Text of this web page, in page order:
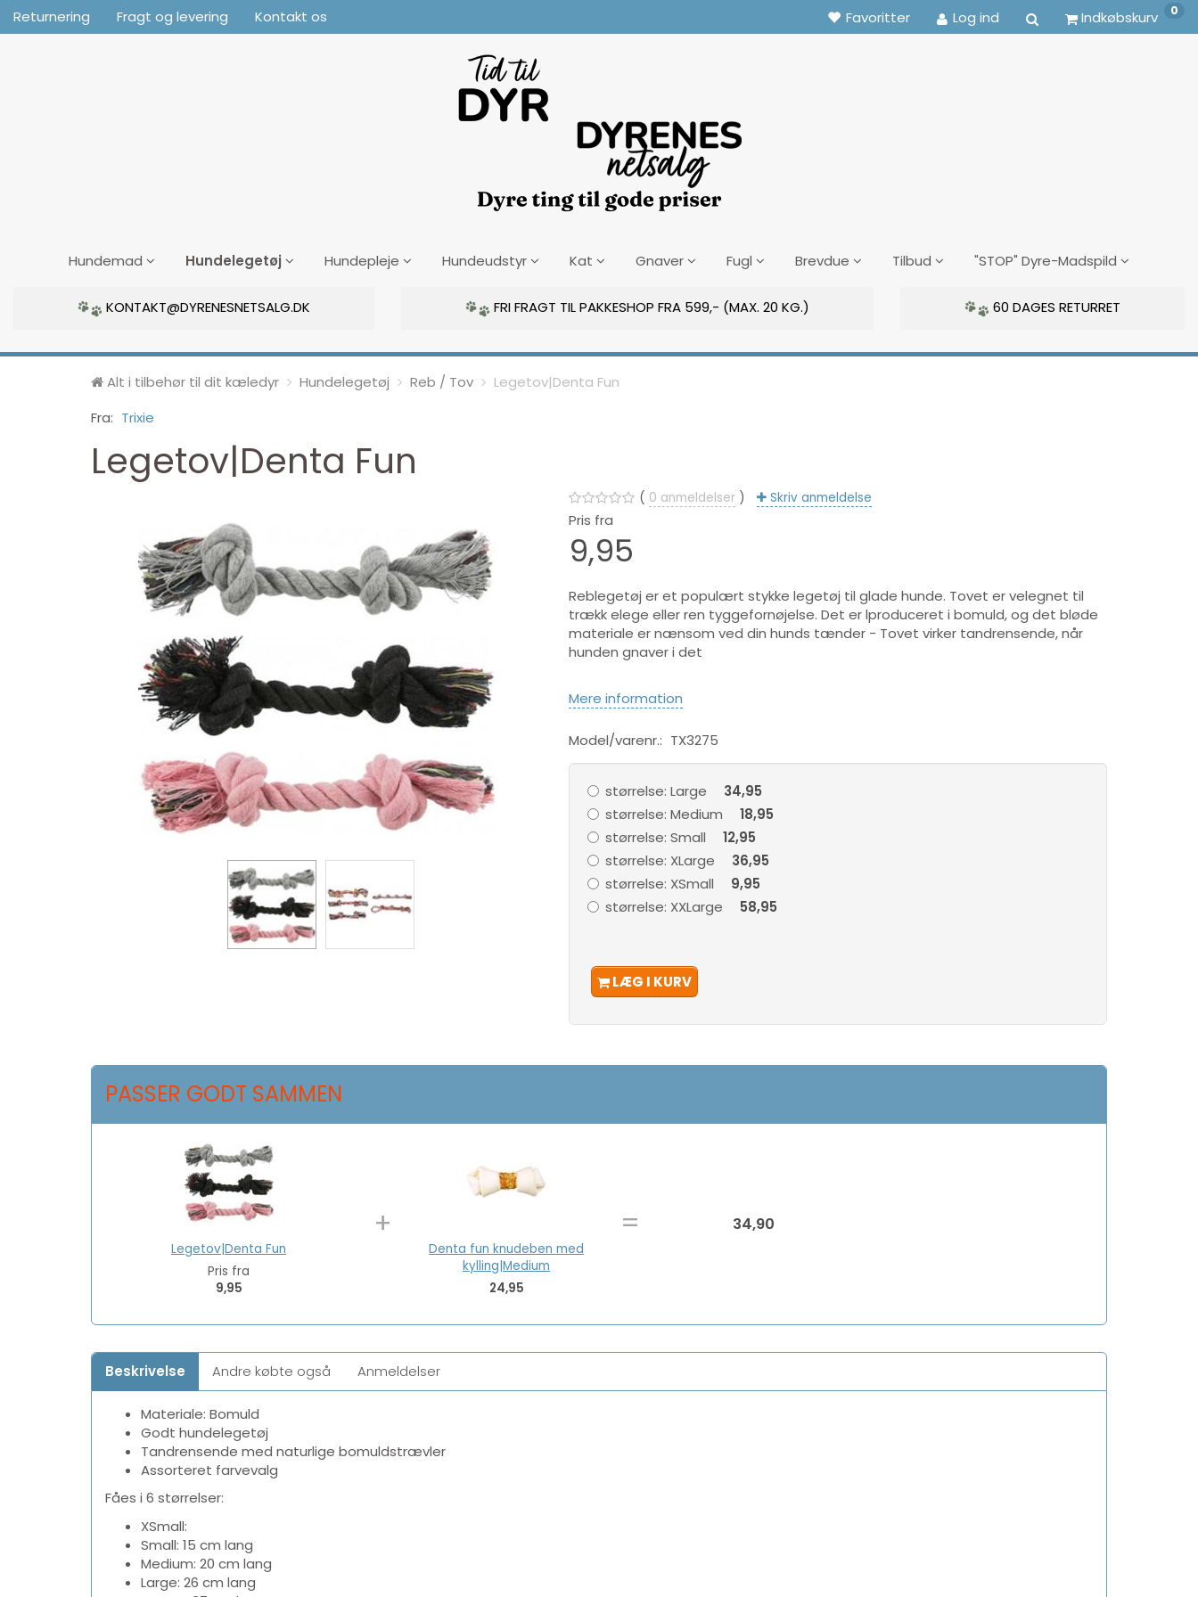
Returnering Fragt og levering Kontakt os Favoritter Log ind Indkøbskurv 0
Hundemad Hundelegetøj Hundepleje Hundeudstyr Kat Gnaver Fugl Brevdue Tilbud "STOP" Dyre-Madspild
KONTAKT@DYRENESNETSALG.DK FRI FRAGT TIL PAKKESHOP FRA 599,- (MAX. 20 KG.) 60 DAGES RETURRET
Alt i tilbehør til dit kæledyr Hundelegetøj Reb / Tov
Legetov|Denta Fun
Fra: Trixie
Legetov|Denta Fun
0 anmeldelser Skriv anmeldelse
Pris fra
9,95
Reblegetøj er et populært stykke legetøj til glade hunde. Tovet er velegnet til
trækk elege eller ren tyggefornøjelse. Det er lproduceret i bomuld, og det bløde
materiale er nænsom ved din hunds tænder - Tovet virker tandrensende, når
hunden gnaver i det
Mere information
Model/varenr.: TX3275
størrelse: Large
34,95
størrelse: Medium
18,95
størrelse: Small
12,95
størrelse: XLarge
36,95
størrelse: XSmall
9,95
størrelse: XXLarge 58,95
LÆG I KURV
PASSER GODT SAMMEN
Legetov|Denta Fun
Pris fra
9,95
+
Denta fun knudeben med
kylling|Medium
24,95
= 34,90
Beskrivelse Andre købte også Anmeldelser
Materiale: Bomuld
Godt hundelegetøj
Tandrensende med naturlige bomuldstrævler
Assorteret farvevalg
Fåes i 6 størrelser:
XSmall:
Small: 15 cm lang
Medium: 20 cm lang
Large: 26 cm lang